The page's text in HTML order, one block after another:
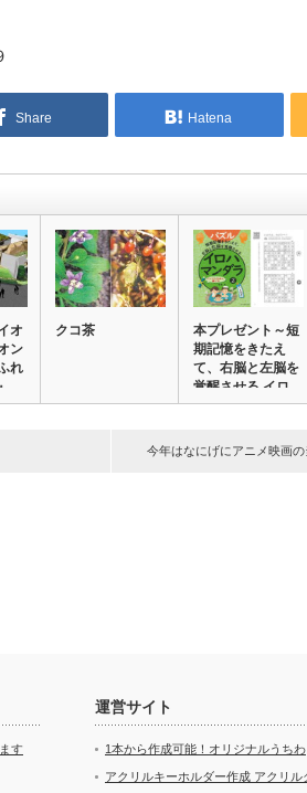
Share Hatena
オ
ン
れ
クコ茶
本プレゼント～短
期記憶をきたえ
て、右脳と左脳を
覚醒させる イロ
ハ…
今年はなにげにアニメ映画の
す
運営サイト
1本から作成可能！オリジナルうちわ
アクリルキーホルダー作成 アクリル